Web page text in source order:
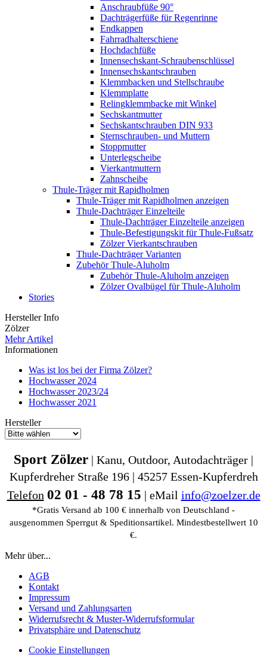
Anschraubfüße 90°
Dachträgerfüße für Regenrinne
Endkappen
Fahrradhalterschiene
Hochdachfüße
Innensechskant-Schraubenschlüssel
Innensechskantschrauben
Klemmbacken und Stellschraube
Klemmplatte
Relingklemmbacke mit Winkel
Sechskantmutter
Sechskantschrauben DIN 933
Sternschrauben- und Muttern
Stoppmutter
Unterlegscheibe
Vierkantmuttern
Zahnscheibe
Thule-Träger mit Rapidholmen
Thule-Träger mit Rapidholmen anzeigen
Thule-Dachträger Einzelteile
Thule-Dachträger Einzelteile anzeigen
Thule-Befestigungskit für Thule-Fußsatz
Zölzer Vierkantschrauben
Thule-Dachträger Varianten
Zubehör Thule-Aluholm
Zubehör Thule-Aluholm anzeigen
Zölzer Ovalbügel für Thule-Aluholm
Stories
Hersteller Info
Zölzer
Mehr Artikel
Informationen
Was ist los bei der Firma Zölzer?
Hochwasser 2024
Hochwasser 2023/24
Hochwasser 2021
Hersteller
Sport Zölzer | Kanu, Outdoor, Autodachträger |
Kupferdreher Straße 196 | 45257 Essen-Kupferdreh
Telefon 02 01 - 48 78 15 | eMail info@zoelzer.de
*Gratis Versand ab 100 € innerhalb von Deutschland -
ausgenommen Sperrgut & Speditionsartikel. Mindestbestellwert 10
€.
Mehr über...
AGB
Kontakt
Impressum
Versand und Zahlungsarten
Widerrufsrecht & Muster-Widerrufsformular
Privatsphäre und Datenschutz
Cookie Einstellungen